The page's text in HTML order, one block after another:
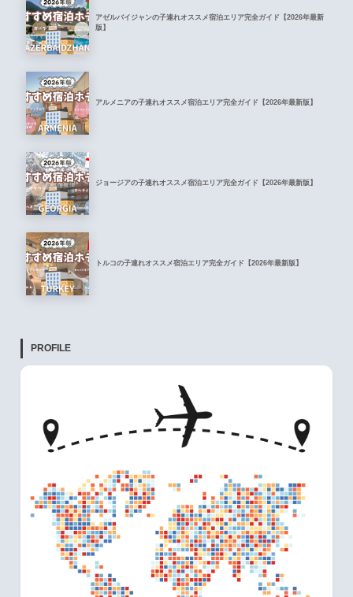
アゼルバイジャンの子連れオススメ宿泊エリア完全ガイド【2026年最新
版】
アルメニアの子連れオススメ宿泊エリア完全ガイド【2026年最新版】
ジョージアの子連れオススメ宿泊エリア完全ガイド【2026年最新版】
トルコの子連れオススメ宿泊エリア完全ガイド【2026年最新版】
PROFILE